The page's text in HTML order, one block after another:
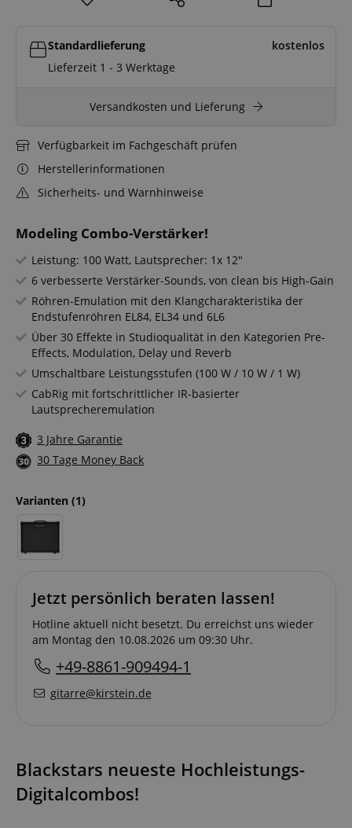
Modeling Combo-Verstärker!
Leistung: 100 Watt, Lautsprecher: 1x 12"
6 verbesserte Verstärker-Sounds, von clean bis High-Gain
Röhren-Emulation mit den Klangcharakteristika der
Endstufenröhren EL84, EL34 und 6L6
Über 30 Effekte in Studioqualität in den Kategorien Pre-
Effects, Modulation, Delay und Reverb
Umschaltbare Leistungsstufen (100 W / 10 W / 1 W)
CabRig mit fortschrittlicher IR-basierter
Lautsprecheremulation
3 Jahre Garantie
30 Tage Money Back
Varianten (1)
Standardlieferung
kostenlos
Lieferzeit 1 - 3 Werktage
Versandkosten und Lieferung
Verfügbarkeit im Fachgeschäft prüfen
Herstellerinformationen
Sicherheits- und Warnhinweise
Jetzt persönlich beraten lassen!
Hotline aktuell nicht besetzt. Du erreichst uns wieder
am Montag den 10.08.2026 um 09:30 Uhr.
+49-8861-909494-1
gitarre@kirstein.de
Blackstars neueste Hochleistungs-
Digitalcombos!